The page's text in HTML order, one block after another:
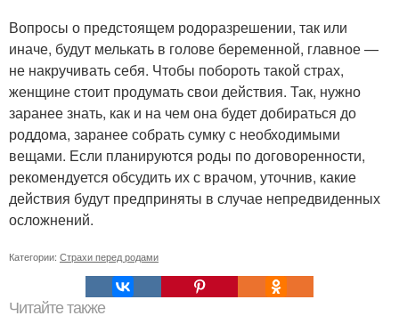
Вопросы о предстоящем родоразрешении, так или
иначе, будут мелькать в голове беременной, главное —
не накручивать себя. Чтобы побороть такой страх,
женщине стоит продумать свои действия. Так, нужно
заранее знать, как и на чем она будет добираться до
роддома, заранее собрать сумку с необходимыми
вещами. Если планируются роды по договоренности,
рекомендуется обсудить их с врачом, уточнив, какие
действия будут предприняты в случае непредвиденных
осложнений.
Категории: Страхи перед родами
Читайте также